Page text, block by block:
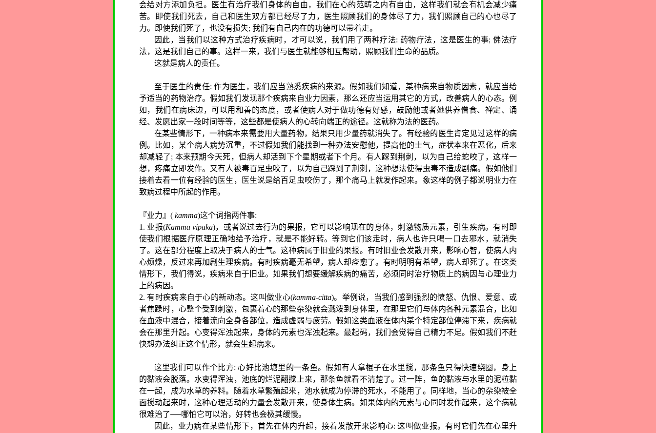
会给对方添加负担。医生有治疗我们身体的自由，我们在心的范畴之内有自由，这样我们就会有机会减少痛
苦。即使我们死去，自己和医生双方都已经尽了力，医生照顾我们的身体尽了力，我们照顾自己的心也尽了
力。即使我们死了，也没有损失; 我们有自己内在的功德可以带着走。
因此，当我们以这种方式治疗疾病时，才可以说，我们用了两种疗法: 药物疗法，这是医生的事;佛法疗
法，这是我们自己的事。这样一来，我们与医生就能够相互帮助，照顾我们生命的品质。
这就是病人的责任。
至于医生的责任:作为医生，我们应当熟悉疾病的来源。假如我们知道，某种病来自物质因素，就应当给
予适当的药物治疗。假如我们发现那个疾病来自业力因素，那么还应当运用其它的方式，改善病人的心态。例
如，我们在病床边，可以用和善的态度，或者使病人对于做功德有好感，鼓励他或者她供养僧食、禅定、诵
经、发愿出家一段时间等等，这些都是使病人的心转向端正的途径。这就称为法的医药。
在某些情形下，一种病本来需要用大量药物，结果只用少量药就消失了。有经验的医生肯定见过这样的病
例。比如，某个病人病势沉重，不过假如我们能找到一种办法安慰他，提高他的士气，症状本来在恶化，后来
却减轻了; 本来预期今天死，但病人却活到下个星期或者下个月。有人踩到荆刺，以为自己给蛇咬了，这样一
想，疼痛立即发作。又有人被毒百足虫咬了，以为自己踩到了荆刺，这种想法使得虫毒不造成剧痛。假如他们
接着去看一位有经验的医生，医生说是给百足虫咬伤了，那个痛马上就发作起来。象这样的例子都说明业力在
致病过程中所起的作用。
『业力』 ( kamma)这个词指两件事:
1. 业报(Kamma vipaka)，或者说过去行为的果报，它可以影响现在的身体，刺激物质元素，引生疾病。有时即
使我们根据医疗原理正确地给予治疗，就是不能好转。等到它们该走时，病人也许只喝一口去邪水，就消失
了。这在部分程度上取决于病人的士气。这种病属于旧业的果报。有时旧业会发散开来，影响心智，使病人内
心烦燥，反过来再加剧生理疾病。有时疾病毫无希望，病人却痊愈了。有时明明有希望，病人却死了。在这类
情形下，我们得说，疾病来自于旧业。如果我们想要缓解疾病的痛苦，必须同时治疗物质上的病因与心理业力
上的病因。
2. 有时疾病来自于心的新动态。这叫做业心(kamma-citta)。举例说，当我们感到强烈的愤怒、仇恨、爱意、或
者焦躁时，心整个受到刺激，包裹着心的那些杂染就会溅泼到身体里，在那里它们与体内各种元素混合，比如
在血液中混合，接着流向全身各部位，造成虚弱与疲劳。假如这类血液在体内某个特定部位停滞下来，疾病就
会在那里升起。心变得浑浊起来，身体的元素也浑浊起来。最起码，我们会觉得自己精力不足。假如我们不赶
快想办法纠正这个情形，就会生起病来。
这里我们可以作个比方:心好比池塘里的一条鱼。假如有人拿棍子在水里搅，那条鱼只得快速绕圈，身上
的黏液会脱落。水变得浑浊，池底的烂泥翻搅上来，那条鱼就看不清楚了。过一阵，鱼的黏液与水里的泥粒黏
在一起，成为水草的养料。随着水草繁殖起来，池水就成为停滞的死水，不能用了。同样地，当心的杂染被全
面搅动起来时，这种心理活动的力量会发散开来，使身体生病。如果体内的元素与心同时发作起来，这个病就
很难治了──哪怕它可以治，好转也会极其缓慢。
因此，业力病在某些情形下，首先在体内升起，接着发散开来影响心:这叫做业报。有时它们先在心里升